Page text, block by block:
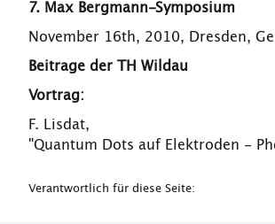
7. Max Bergmann-Symposium
November 16th, 2010, Dresden,
Beitrage der TH Wildau
Vortrag:
F. Lisdat,
"Quantum Dots auf Elektroden -
Verantwortlich für diese Seite: